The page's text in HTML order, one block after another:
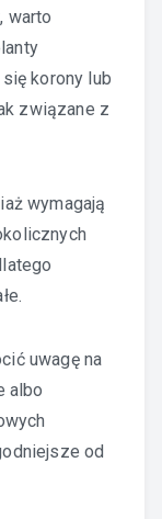
warto
korony lub
związane z
wymagają
uwagę na
albo
od